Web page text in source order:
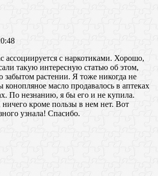
ассоциируется с наркотиками. Хорошо,
такую интересную статью об этом,
забытом растении. Я тоже никогда не
конопляное масло продавалось в аптеках
По незнанию, я бы его и не купила.
ничего кроме пользы в нем нет. Вот
узнала! Спасибо.